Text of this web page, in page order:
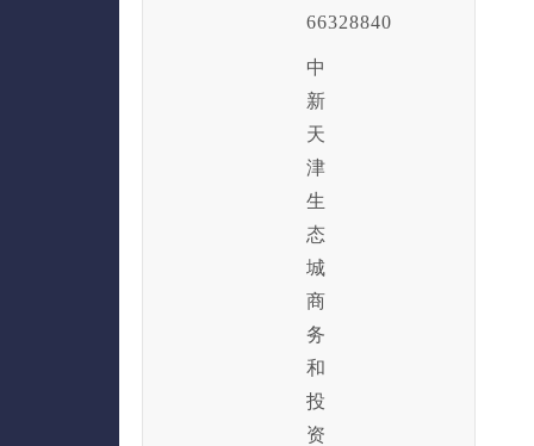
66328840
中
新
天
津
生
态
城
商
务
和
投
资